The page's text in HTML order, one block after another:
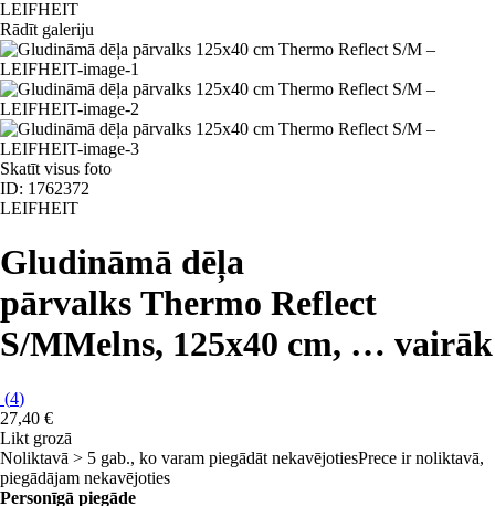
Rādīt galeriju
Skatīt visus foto
ID: 1762372
LEIFHEIT
Gludināmā dēļa
pārvalks Thermo Reflect
S/MMelns, 125x40 cm, … vairāk
(4)
27,40 €
Likt grozā
Noliktavā > 5 gab., ko varam piegādāt nekavējotiesPrece ir noliktavā,
piegādājam nekavējoties
Personīgā piegāde